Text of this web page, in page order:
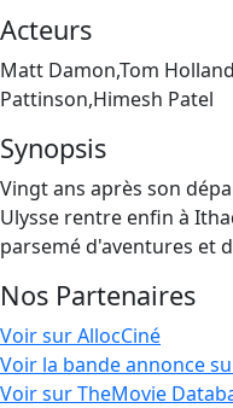
Acteurs
Matt Damon,Tom
Pattinson,Himesh Patel
Synopsis
Vingt ans après son
Ulysse rentre enfin à
parsemé d'aventures et
Nos Partenaires
Voir sur AllocCiné
Voir la bande annonce
Voir sur TheMovie